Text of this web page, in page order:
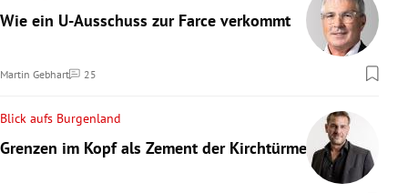
Wie ein U-Ausschuss zur Farce verkommt
Martin Gebhart 25
Kommentare
Blick aufs Burgenland
Grenzen im Kopf als Zement der Kirchtürme